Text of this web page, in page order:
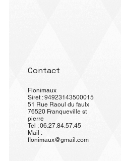
Contact
Flonimaux
Siret : 94923143500015
51 Rue Raoul du faulx
76520 Franqueville st
pierre
Tel : 06.27.84.57.45
Mail :
flonimaux@gmail.com